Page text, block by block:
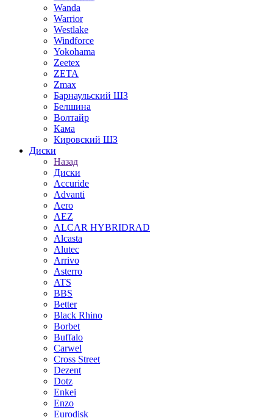
Wanda
Warrior
Westlake
Windforce
Yokohama
Zeetex
ZETA
Zmax
Барнаульский ШЗ
Белшина
Волтайр
Кама
Кировский ШЗ
Диски
Назад
Диски
Accuride
Advanti
Aero
AEZ
ALCAR HYBRIDRAD
Alcasta
Alutec
Arrivo
Asterro
ATS
BBS
Better
Black Rhino
Borbet
Buffalo
Carwel
Cross Street
Dezent
Dotz
Enkei
Enzo
Eurodisk